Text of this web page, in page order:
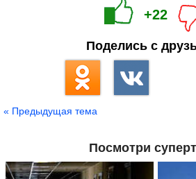
+22
Поделись с
« Предыдущая тема
Посмотри